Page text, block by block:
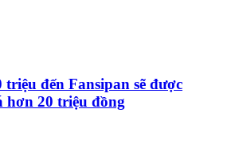
đến Fansipan sẽ được
hơn 20 triệu đồng